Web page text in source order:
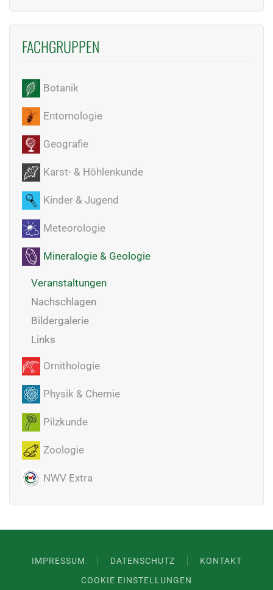
FACHGRUPPEN
Botanik
Entomologie
Geografie
Karst- & Höhlenkunde
Kinder & Jugend
Meteorologie
Mineralogie & Geologie
Veranstaltungen
Nachschlagen
Bildergalerie
Links
Ornithologie
Physik & Chemie
Pilzkunde
Zoologie
NWV Extra
IMPRESSUM DATENSCHUTZ
KONTAKT
COOKIE EINSTELLUNGEN